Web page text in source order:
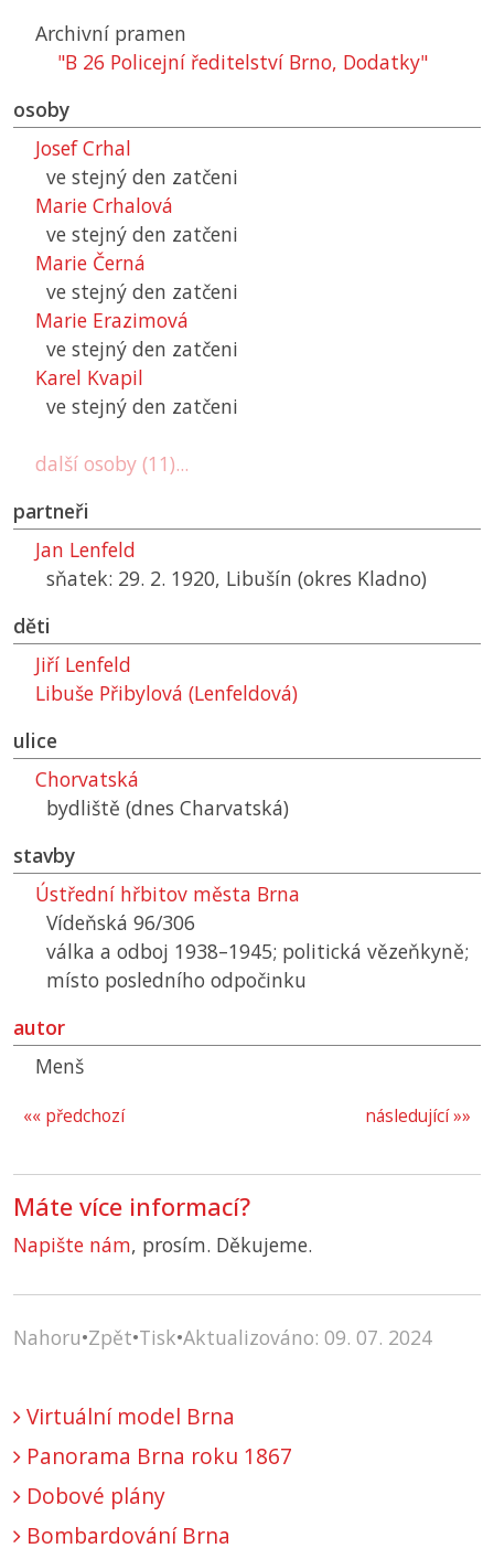
Archivní pramen
"B 26 Policejní ředitelství Brno, Dodatky"
osoby
Josef Crhal
ve stejný den zatčeni
Marie Crhalová
ve stejný den zatčeni
Marie Černá
ve stejný den zatčeni
Marie Erazimová
ve stejný den zatčeni
Karel Kvapil
ve stejný den zatčeni
další osoby (11)...
partneři
Jan Lenfeld
sňatek: 29. 2. 1920, Libušín (okres Kladno)
děti
Jiří Lenfeld
Libuše Přibylová (Lenfeldová)
ulice
Chorvatská
bydliště (dnes Charvatská)
stavby
Ústřední hřbitov města Brna
Vídeňská 96/306
válka a odboj 1938–1945; politická vězeňkyně;
místo posledního odpočinku
autor
Menš
následující »»
«« předchozí
Máte více informací?
Napište nám, prosím. Děkujeme.
Nahoru•Zpět•Tisk•Aktualizováno: 09. 07. 2024
Virtuální model Brna
Panorama Brna roku 1867
Dobové plány
Bombardování Brna